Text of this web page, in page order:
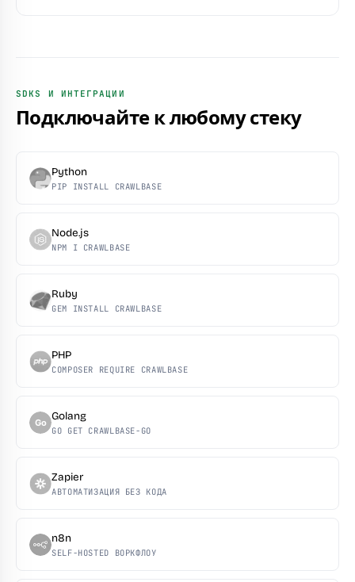
SDKS И ИНТЕГРАЦИИ
Подключайте к любому стеку
Python
PIP INSTALL CRAWLBASE
Node.js
NPM I CRAWLBASE
Ruby
GEM INSTALL CRAWLBASE
PHP
COMPOSER REQUIRE CRAWLBASE
Go Golang
GO GET CRAWLBASE-GO
Zapier
АВТОМАТИЗАЦИЯ БЕЗ КОДА
n8n
SELF-HOSTED ВОРКФЛОУ